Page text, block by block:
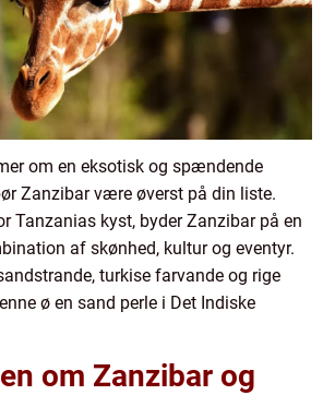
om en eksotisk og spændende
Zanzibar være øverst på din liste.
Tanzanias kyst, byder Zanzibar på en
af skønhed, kultur og eventyr.
turkise farvande og rige
ø en sand perle i Det Indiske
om Zanzibar og